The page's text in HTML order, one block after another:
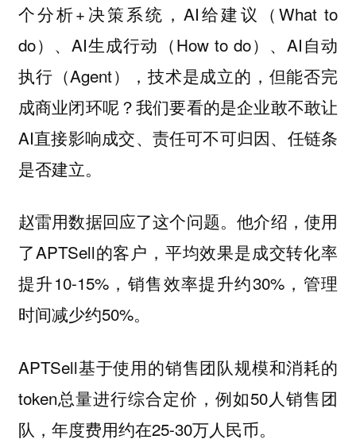
个分析+决策系统，AI给建议（What to
do）、AI生成行动（How to do）、AI自动
执行（Agent），技术是成立的，但能否完
成商业闭环呢？我们要看的是企业敢不敢让
AI直接影响成交、责任可不可归因、任链条
是否建立。
赵雷用数据回应了这个问题。他介绍，使用
了APTSell的客户，平均效果是成交转化率
提升10-15%，销售效率提升约30%，管理
时间减少约50%。
APTSell基于使用的销售团队规模和消耗的
token总量进行综合定价，例如50人销售团
队，年度费用约在25-30万人民币。